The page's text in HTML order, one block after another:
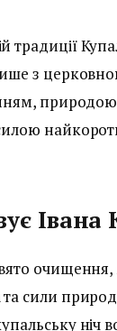
традиції
з
Івана
очищення,
та сили
ніч